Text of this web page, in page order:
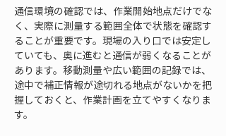
通信環境の確認では、作業開始地点だけでな
く、実際に測量する範囲全体で状態を確認す
ることが重要です。現場の入り口では安定し
ていても、奥に進むと通信が弱くなることが
あります。移動測量や広い範囲の記録では、
途中で補正情報が途切れる地点がないかを把
握しておくと、作業計画を立てやすくなりま
す。